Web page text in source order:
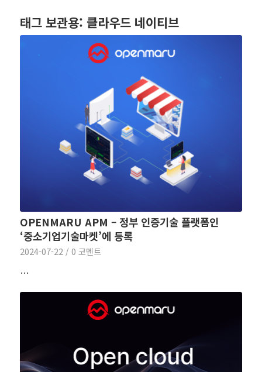
태그 보관용: 클라우드 네이티브
OPENMARU APM – 정부 인증기술 플랫폼인
‘중소기업기술마켓’에 등록
2024-07-22 / 0 코멘트
…